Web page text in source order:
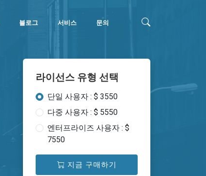
블로그 서비스 문의
라이선스 유형 선택
단일 사용자 : $ 3550
다중 사용자 : $ 5550
엔터프라이즈 사용자 : $
7550
지금 구매하기